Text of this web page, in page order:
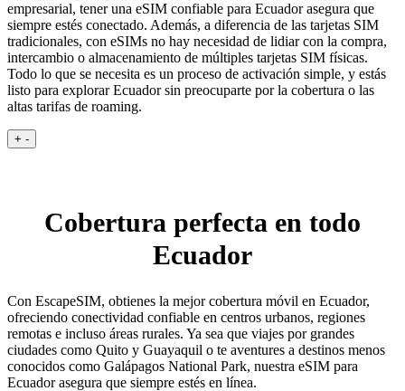
empresarial, tener una eSIM confiable para Ecuador asegura que
siempre estés conectado. Además, a diferencia de las tarjetas SIM
tradicionales, con eSIMs no hay necesidad de lidiar con la compra,
intercambio o almacenamiento de múltiples tarjetas SIM físicas.
Todo lo que se necesita es un proceso de activación simple, y estás
listo para explorar Ecuador sin preocuparte por la cobertura o las
altas tarifas de roaming.
+ -
Cobertura perfecta en todo
Ecuador
Con EscapeSIM, obtienes la mejor cobertura móvil en Ecuador,
ofreciendo conectividad confiable en centros urbanos, regiones
remotas e incluso áreas rurales. Ya sea que viajes por grandes
ciudades como Quito y Guayaquil o te aventures a destinos menos
conocidos como Galápagos National Park, nuestra eSIM para
Ecuador asegura que siempre estés en línea.